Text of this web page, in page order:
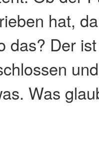
hat,
das? Der
Was